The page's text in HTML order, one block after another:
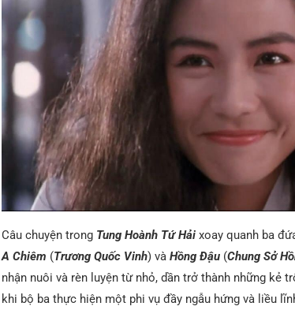
Câu chuyện trong Tung Hoành Tứ Hảixoay quanh ba
A Chiêm (Trương Quốc Vinh) và Hồng Đậu(Chung Sở
nhận nuôi và rèn luyện từ nhỏ, dần trở thành những kẻ
khi bộ ba thực hiện một phi vụ đầy ngẫu hứng và liều